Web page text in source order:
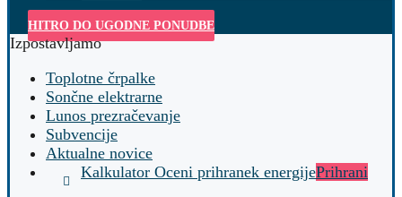
HITRO DO UGODNE PONUDBE
Izpostavljamo
Toplotne črpalke
Sončne elektrarne
Lunos prezračevanje
Subvencije
Aktualne novice
Kalkulator Oceni prihranek energijePrihrani